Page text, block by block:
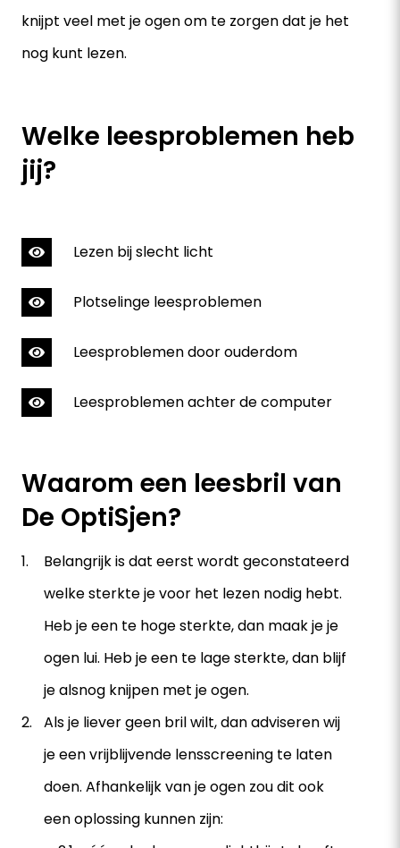
knijpt veel met je ogen om te zorgen dat je het
nog kunt lezen.
Welke leesproblemen heb
jij?
Lezen bij slecht licht
Plotselinge leesproblemen
Leesproblemen door ouderdom
Leesproblemen achter de computer
Waarom een leesbril van
De OptiSjen?
Belangrijk is dat eerst wordt geconstateerd
welke sterkte je voor het lezen nodig hebt.
Heb je een te hoge sterkte, dan maak je je
ogen lui. Heb je een te lage sterkte, dan blijf
je alsnog knijpen met je ogen.
Als je liever geen bril wilt, dan adviseren wij
je een vrijblijvende lensscreening te laten
doen. Afhankelijk van je ogen zou dit ook
een oplossing kunnen zijn: